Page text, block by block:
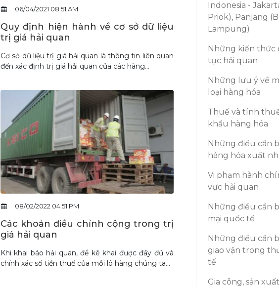
06/04/2021 08:51 AM
Quy định hiện hành về cơ sở dữ liệu
trị giá hải quan
Cơ sở dữ liệu trị giá hải quan là thông tin liên quan
đến xác định trị giá hải quan của các hàng...
08/02/2022 04:51 PM
Các khoản điều chỉnh cộng trong trị
giá hải quan
Khi khai báo hải quan, để kê khai được đầy đủ và
chính xác số tiền thuế của mỗi lô hàng chúng ta...
Indonesia -
Priok), Panjang
Lampung)
Những kiến thức
tục hải quan
Những lưu ý về
loại hàng hóa
Thuế và tính
khẩu hàng hóa
Những điều cần
hàng hóa xuất
Vi phạm hành
vực hải quan
Những điều cần
mại quốc tế
Những điều cần
giao vận trong
tế
Gia công, sản